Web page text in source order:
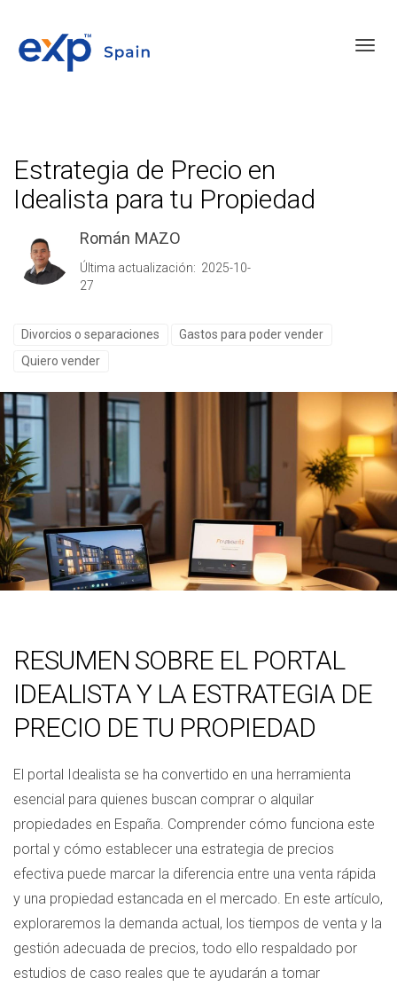
Estrategia de Precio en
Idealista para tu Propiedad
Román MAZO
Última actualización: 2025-10-
27
Divorcios o separaciones
Gastos para poder vender
Quiero vender
RESUMEN SOBRE EL PORTAL
IDEALISTA Y LA ESTRATEGIA DE
PRECIO DE TU PROPIEDAD
El portal Idealista se ha convertido en una herramienta
esencial para quienes buscan comprar o alquilar
propiedades en España. Comprender cómo funciona este
portal y cómo establecer una estrategia de precios
efectiva puede marcar la diferencia entre una venta rápida
y una propiedad estancada en el mercado. En este artículo,
exploraremos la demanda actual, los tiempos de venta y la
gestión adecuada de precios, todo ello respaldado por
estudios de caso reales que te ayudarán a tomar